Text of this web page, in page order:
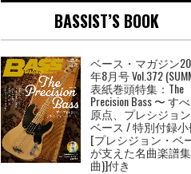
BASSIST’S BOOK
ベース・マガジン
年8月号 Vol.372
表紙巻頭特集：The
Precision Bass 〜 す
原点、プレシジョ
ベース / 特別付録
[プレシジョン・ベ
が支えた名曲楽譜
曲)]付き